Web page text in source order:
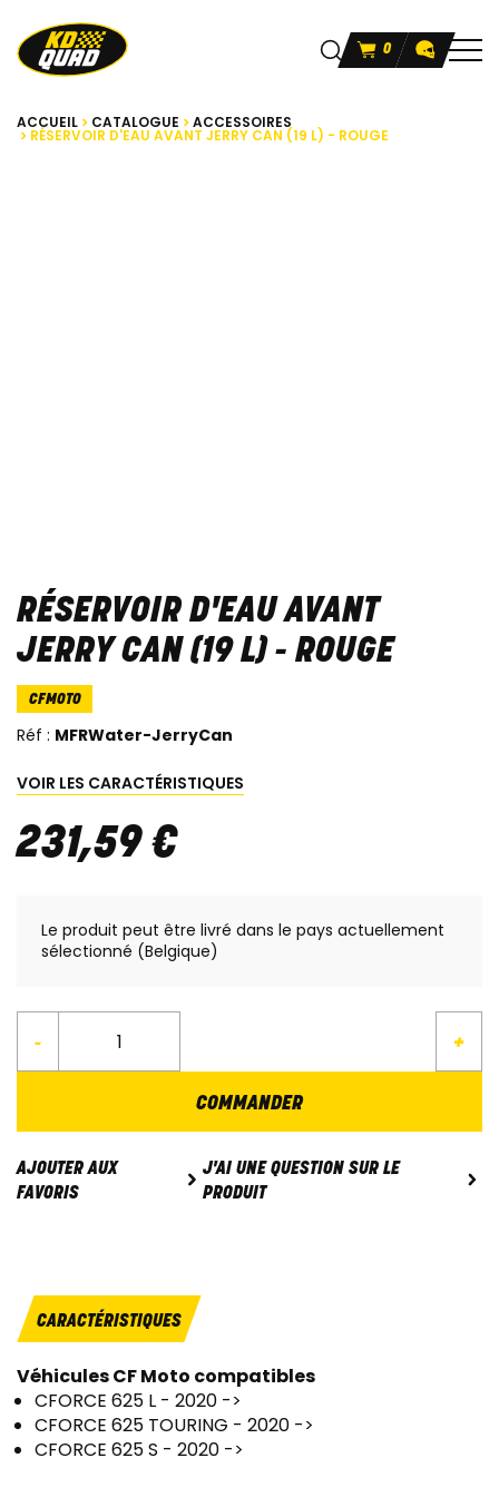
0
ACCUEIL CATALOGUE ACCESSOIRES
RÉSERVOIR D'EAU AVANT JERRY CAN (19 L) - ROUGE
RÉSERVOIR D'EAU AVANT
JERRY CAN (19 L) - ROUGE
CFMOTO
Réf : MFRWater-JerryCan
VOIR LES CARACTÉRISTIQUES
231,59€
Le produit peut être livré dans le pays actuellement
sélectionné (Belgique)
- +
COMMANDER
AJOUTER AUX
FAVORIS
J'AI UNE QUESTION SUR LE
PRODUIT
CARACTÉRISTIQUES
Véhicules CF Moto compatibles
CFORCE 625 L - 2020 ->
CFORCE 625 TOURING - 2020 ->
CFORCE 625 S - 2020 ->